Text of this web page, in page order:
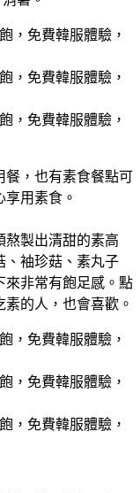
餐，也有素食餐點可
用素食。
熬製出清甜的素高
、袖珍菇、素丸子
來非常有飽足感。點
的人，也會喜歡。